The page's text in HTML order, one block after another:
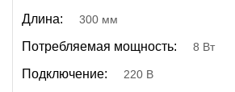
Длина: 300 мм
Потребляемая мощность: 8 Вт
Подключение: 220 В